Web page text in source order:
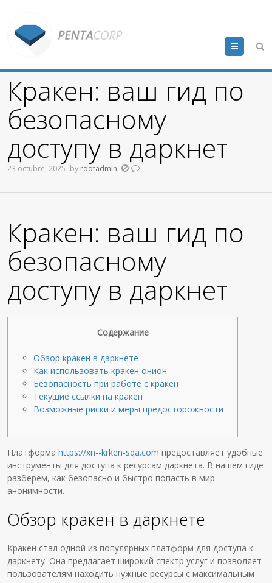
Menu
Кракен: ваш гид по
безопасному
доступу в даркнет
23 octubre, 2025 by rootadmin
Кракен: ваш гид по
безопасному
доступу в даркнет
Содержание
Обзор кракен в даркнете
Как использовать кракен онион
Безопасность при работе с кракен
Текущие ссылки на кракен
Возможные риски и меры предосторожности
Платформаhttps://xn--krken-sqa.com предоставляет удобные
инструменты для доступа к ресурсам даркнета. В нашем гиде
разберем, как безопасно и быстро попасть в мир
анонимности.
Обзор кракен в даркнете
Кракен стал одной из популярных платформ для доступа к
даркнету. Она предлагает широкий спектр услуг и позволяет
пользователям находить нужные ресурсы с максимальным